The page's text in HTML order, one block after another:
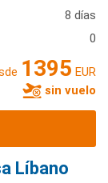
8 días
0
1395 EUR
sin vuelo
Líbano